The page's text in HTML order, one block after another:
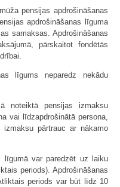
pensijas apdrošināšanas
apdrošināšanas līguma
samaksas. Apdrošināšanas
pārskaitot fondētās
līgums neparedz nekādu
noteiktā pensijas izmaksu
vai līdzapdrošinātā persona,
pārtrauc ar nākamo
līgumā var paredzēt uz laiku
periods). Apdrošināšanas
periods var būt līdz 10